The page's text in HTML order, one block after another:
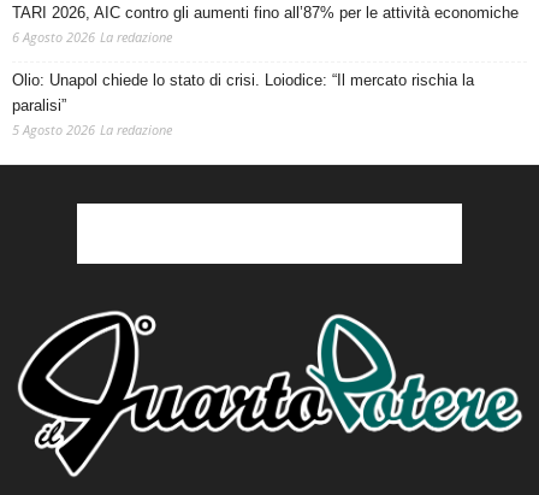
TARI 2026, AIC contro gli aumenti fino all’87% per le attività economiche
6 Agosto 2026 La redazione
Olio: Unapol chiede lo stato di crisi. Loiodice: “Il mercato rischia la
paralisi”
5 Agosto 2026 La redazione